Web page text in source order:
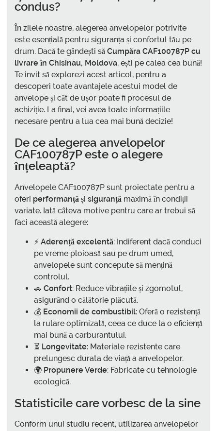
condus?
În zilele noastre, alegerea anvelopelor potrivite
este esențială pentru siguranța și confortul tău pe
drum. Dacă te gândești să Cumpăra CAF100787P cu
livrare în Chisinau, Moldova, ești pe calea cea bună!
Te invit să explorezi acest articol, pentru a
descoperi toate avantajele acestui model de
anvelope și cât de ușor poate fi procesul de
achiziție. La final, vei avea toate informațiile
necesare pentru a lua cea mai bună decizie!
De ce alegerea anvelopelor
CAF100787P este o alegere
înțeleaptă?
Anvelopele CAF100787P sunt proiectate pentru a
oferi performanță și siguranță maximă în condiții
variate. Iată câteva motive pentru care ar trebui să
faci această alegere:
⚡ Aderență excelentă: Indiferent dacă conduci
pe vreme ploioasă sau pe drum umed,
anvelopele sunt concepute să mențină
controlul.
🚗 Confort: Reduce vibrațiile și zgomotul,
asigurând o călătorie plăcută.
💰 Economii de combustibil: Oferă o rezistență
la rulare optimizată, ceea ce duce la o eficiență
mai bună a carburantului.
⏳ Longevitate: Materiale rezistente care
prelungesc durata de viață a anvelopelor.
🌍 Propunere Verde: Fabricate cu tehnologie
ecologică.
Statisticile care vorbesc de la sine
Conform unui studiu recent, utilizarea anvelopelor